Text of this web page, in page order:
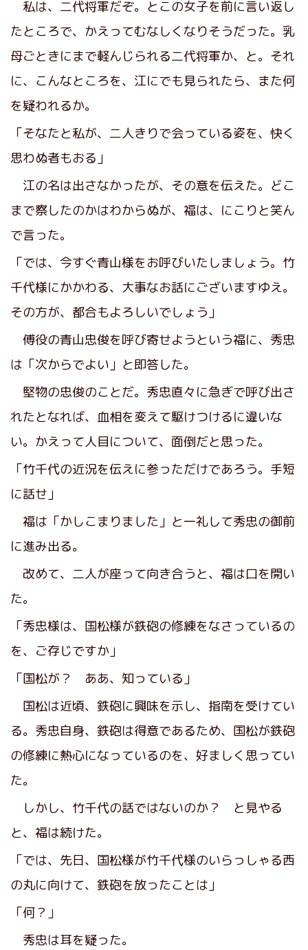
私は、二代将軍だぞ。とこの女子を前に言い返し
たところで、かえってむなしくなりそうだった。乳
母ごときにまで軽んじられる二代将軍か、と。それ
に、こんなところを、江にでも見られたら、また何
を疑われるか。
「そなたと私が、二人きりで会っている姿を、快く
思わぬ者もおる」
江の名は出さなかったが、その意を伝えた。どこ
まで察したのかはわからぬが、福は、にこりと笑ん
で言った。
「では、今すぐ青山様をお呼びいたしましょう。竹
千代様にかかわる、大事なお話にございますゆえ。
その方が、都合もよろしいでしょう」
傅役の青山忠俊を呼び寄せようという福に、秀忠
は「次からでよい」と即答した。
堅物の忠俊のことだ。秀忠直々に急ぎで呼び出さ
れたとなれば、血相を変えて駆けつけるに違いな
い。かえって人目について、面倒だと思った。
「竹千代の近況を伝えに参っただけであろう。手短
に話せ」
福は「かしこまりました」と一礼して秀忠の御前
に進み出る。
改めて、二人が座って向き合うと、福は口を開い
た。
「秀忠様は、国松様が鉄砲の修練をなさっているの
を、ご存じですか」
「国松が？ ああ、知っている」
国松は近頃、鉄砲に興味を示し、指南を受けてい
る。秀忠自身、鉄砲は得意であるため、国松が鉄砲
の修練に熱心になっているのを、好ましく思ってい
た。
しかし、竹千代の話ではないのか？ と見やる
と、福は続けた。
「では、先日、国松様が竹千代様のいらっしゃる西
の丸に向けて、鉄砲を放ったことは」
「何？」
秀忠は耳を疑った。